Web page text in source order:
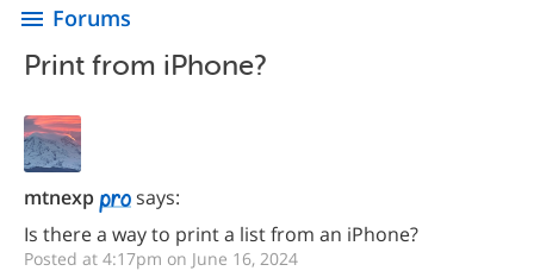
menu Forums
Print from iPhone?
mtnexp
says:
Is there a way to print a list from an iPhone?
Posted at 4:17pm on June 16, 2024